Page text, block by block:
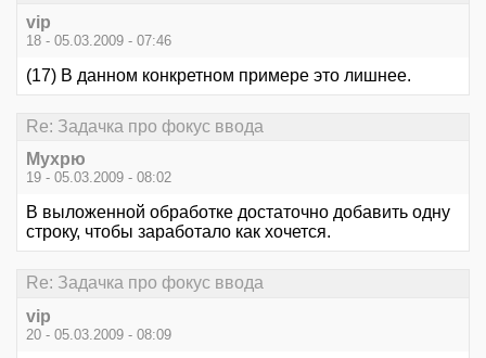
vip
18 - 05.03.2009 - 07:46
(17) В данном конкретном примере это лишнее.
Re: Задачка про фокус ввода
Мухрю
19 - 05.03.2009 - 08:02
В выложенной обработке достаточно добавить одну
строку, чтобы заработало как хочется.
Re: Задачка про фокус ввода
vip
20 - 05.03.2009 - 08:09